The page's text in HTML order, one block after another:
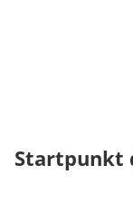
Startpunkt